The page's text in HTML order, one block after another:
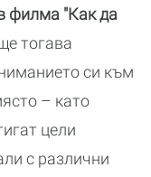
филма "Как да
тогава
си към
– като
цели
с различни